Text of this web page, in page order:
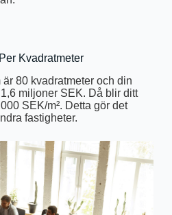
Kvadratmeter
är 80 kvadratmeter och din
miljoner SEK. Då blir ditt
SEK/m². Detta gör det
fastigheter.